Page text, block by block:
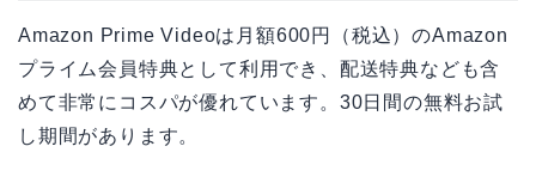
Amazon Prime Videoは月額600円（税込）のAmazon
プライム会員特典として利用でき、配送特典なども含
めて非常にコスパが優れています。30日間の無料お試
し期間があります。